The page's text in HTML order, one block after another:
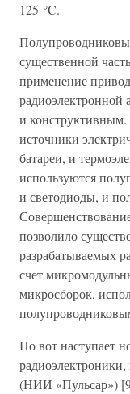
125 °C.
существенной
применение
радиоэлектронной
и
источники
батареи, и
используются
и светодиоды, и
позволило
разрабатываемых
счет
микросборок,
Но вот наступает
(НИИ «Пульсар»)